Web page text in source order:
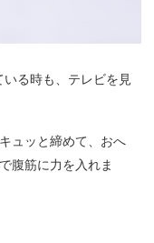
る時も、テレビを見
ュッと締めて、おへ
腹筋に力を入れま